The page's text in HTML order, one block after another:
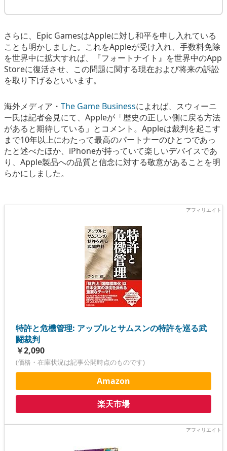
さらに、Epic GamesはAppleに対し和平を申し入れている
ことも明かしました。これをAppleが受け入れ、手数料免除
を世界中に拡大すれば、『フォートナイト』を世界中のApp
Storeに復活させ、この問題に関する現在および将来の訴訟
を取り下げるといいます。
海外メディア・ The Game Businessによれば、スウィーニ
ー氏は記者会見にて、Appleが「歴史の正しい側に戻る方法
があると期待している」とコメント。Appleは裁判を起こす
まで10年以上にわたって最高のパートナーのひとつであっ
たと述べたほか、iPhoneが持っていて楽しいデバイスであ
り、Apple製品への品質と信念に対する敬意があることを明
らかにしました。
特許と危機管理: アップルとサムスンの特許を巡る武
闘裁判
￥2,090
(価格・在庫状況は記事公開時点のものです)
Amazon
楽天市場